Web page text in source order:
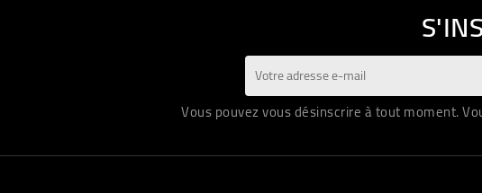
Vous pouvez vous désinscrire à tout moment.